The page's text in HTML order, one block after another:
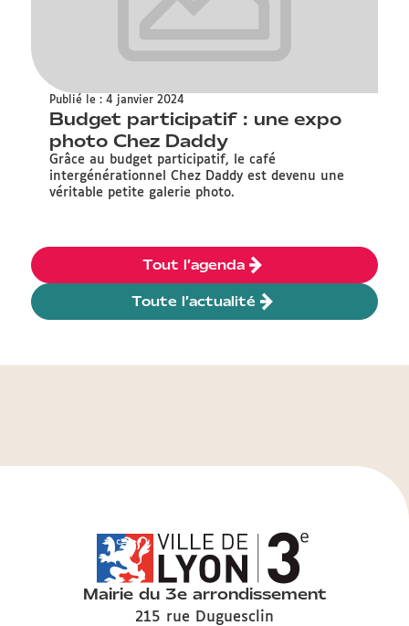
Publié le : 4 janvier 2024
Budget participatif : une expo
photo Chez Daddy
Grâce au budget participatif, le café
intergénérationnel Chez Daddy est devenu une
véritable petite galerie photo.
Tout l’agenda
Toute l’actualité
Mairie du 3e arrondissement
215 rue Duguesclin